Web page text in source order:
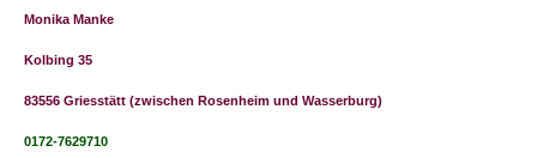
Monika Manke
Kolbing 35
83556 Griesstätt (zwischen Rosenheim und Wasserburg)
0172-7629710